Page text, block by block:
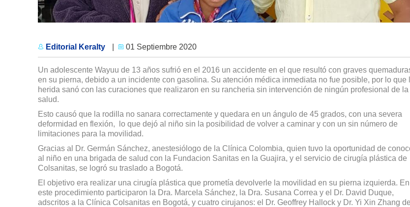
Editorial Keralty 01 Septiembre 2020
Un adolescente Wayuu de 13 años sufrió en el 2016 un accidente en el que resultó con graves
en su pierna, debido a un incidente con gasolina. Su atención médica inmediata no fue posible, por lo que
herida sanó con las curaciones que realizaron en su rancheria sin intervención de ningún profesional de la
salud.
Esto causó que la rodilla no sanara correctamente y quedara en un ángulo de 45 grados, con una severa
deformidad en flexión, lo que dejó al niño sin la posibilidad de volver a caminar y con un sin número de
limitaciones para la movilidad.
Gracias al Dr. Germán Sánchez, anestesiólogo de la Clínica Colombia, quien tuvo la oportunidad de
al niño en una brigada de salud con la Fundacion Sanitas en la Guajira, y el servicio de cirugía plástica de
Colsanitas, se logró su traslado a Bogotá.
El objetivo era realizar una cirugía plástica que prometía devolverle la movilidad en su pierna izquierda. En
este procedimiento participaron la Dra. Marcela Sánchez, la Dra. Susana Correa y el Dr. David Duque,
adscritos a la Clínica Colsanitas en Bogotá, y cuatro cirujanos: el Dr. Geoffrey Hallock y Dr. Yi Xin Zhang de